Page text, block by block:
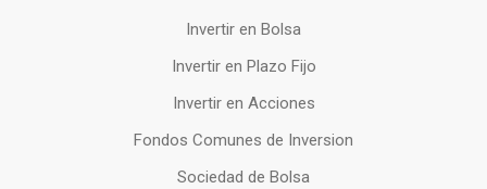
Invertir en Bolsa
Invertir en Plazo Fijo
Invertir en Acciones
Fondos Comunes de Inversion
Sociedad de Bolsa